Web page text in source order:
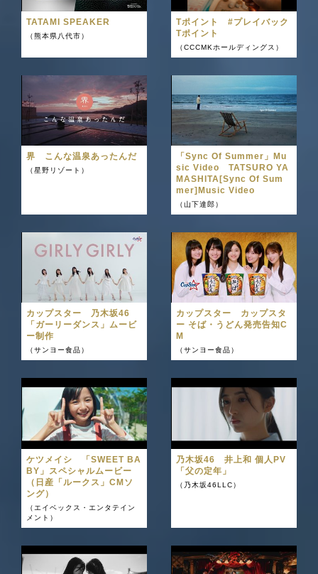
TATAMI SPEAKER
（熊本県八代市）
Tポイント #プレイバック
Tポイント
（CCCMKホールディングス）
界 こんな温泉あったんだ
（星野リゾート）
「Sync Of Summer」Mu
sic Video TATSURO YA
MASHITA[Sync Of Sum
mer]Music Video
（山下達郎）
カップスター 乃木坂46
「ガーリーダンス」ムービ
ー制作
（サンヨー食品）
カップスター カップスタ
ー そば・うどん発売告知C
M
（サンヨー食品）
ケツメイシ 「SWEET BA
BY」スペシャルムービー
（日産「ルークス」CMソ
ング）
（エイベックス・エンタテイン
メント）
乃木坂46 井上和 個人PV
「父の定年」
（乃木坂46LLC）